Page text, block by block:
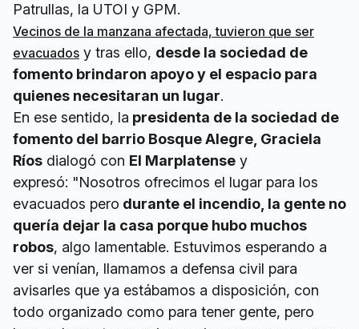
Patrullas, la UTOI y GPM.
Vecinos de la manzana afectada, tuvieron que ser
evacuados y tras ello, desde la sociedad de
fomento brindaron apoyo y el espacio para
quienes necesitaran un lugar.
En ese sentido, la presidenta de la sociedad de
fomento del barrio Bosque Alegre, Graciela
Ríos dialogó con El Marplatense y
expresó: "Nosotros ofrecimos el lugar para los
evacuados pero durante el incendio, la gente no
quería dejar la casa porque hubo muchos
robos, algo lamentable. Estuvimos esperando a
ver si venían, llamamos a defensa civil para
avisarles que ya estábamos a disposición, con
todo organizado como para tener gente, pero